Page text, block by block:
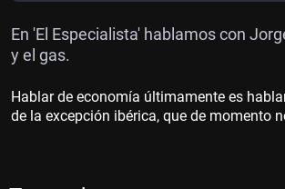
En 'El Especialista' hablamos con
y el gas.
Hablar de economía últimamente es
de la excepción ibérica, que de momento